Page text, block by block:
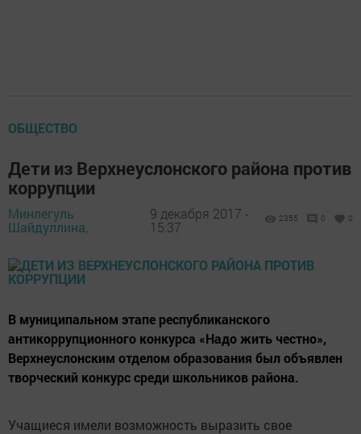
ОБЩЕСТВО
Дети из Верхнеуслонского района против
коррупции
Минлегуль
Шайдуллина,
9 декабря 2017 -
15:37
2355 0 0
В муниципальном этапе республиканского
антикоррупционного конкурса «Надо жить честно»,
Верхнеуслонским отделом образования был объявлен
творческий конкурс среди школьников района.
Учащиеся имели возможность выразить свое